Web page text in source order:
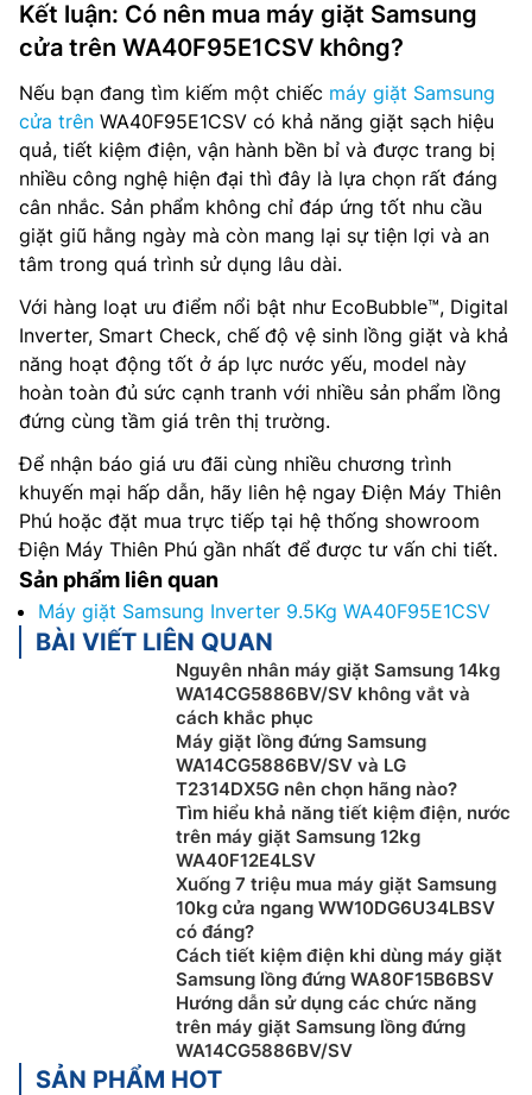
Kết luận: Có nên mua máy giặt Samsung
cửa trên WA40F95E1CSV không?
Nếu bạn đang tìm kiếm một chiếc máy giặt Samsung
cửa trên WA40F95E1CSV có khả năng giặt sạch hiệu
quả, tiết kiệm điện, vận hành bền bỉ và được trang bị
nhiều công nghệ hiện đại thì đây là lựa chọn rất đáng
cân nhắc. Sản phẩm không chỉ đáp ứng tốt nhu cầu
giặt giũ hằng ngày mà còn mang lại sự tiện lợi và an
tâm trong quá trình sử dụng lâu dài.
Với hàng loạt ưu điểm nổi bật như EcoBubble™, Digital
Inverter, Smart Check, chế độ vệ sinh lồng giặt và khả
năng hoạt động tốt ở áp lực nước yếu, model này
hoàn toàn đủ sức cạnh tranh với nhiều sản phẩm lồng
đứng cùng tầm giá trên thị trường.
Để nhận báo giá ưu đãi cùng nhiều chương trình
khuyến mại hấp dẫn, hãy liên hệ ngay Điện Máy Thiên
Phú hoặc đặt mua trực tiếp tại hệ thống showroom
Điện Máy Thiên Phú gần nhất để được tư vấn chi tiết.
Sản phẩm liên quan
Máy giặt Samsung Inverter 9.5Kg WA40F95E1CSV
BÀI VIẾT LIÊN QUAN
Nguyên nhân máy giặt Samsung 14kg
WA14CG5886BV/SV không vắt và
cách khắc phục
Máy giặt lồng đứng Samsung
WA14CG5886BV/SV và LG
T2314DX5G nên chọn hãng nào?
Tìm hiểu khả năng tiết kiệm điện, nước
trên máy giặt Samsung 12kg
WA40F12E4LSV
Xuống 7 triệu mua máy giặt Samsung
10kg cửa ngang WW10DG6U34LBSV
có đáng?
Cách tiết kiệm điện khi dùng máy giặt
Samsung lồng đứng WA80F15B6BSV
Hướng dẫn sử dụng các chức năng
trên máy giặt Samsung lồng đứng
WA14CG5886BV/SV
SẢN PHẨM HOT